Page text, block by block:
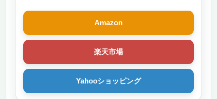
Amazon
楽天市場
Yahooショッピング